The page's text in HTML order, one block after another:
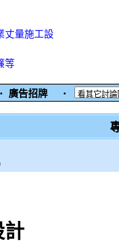
丈量施工設
等
廣告招牌 ‧
計